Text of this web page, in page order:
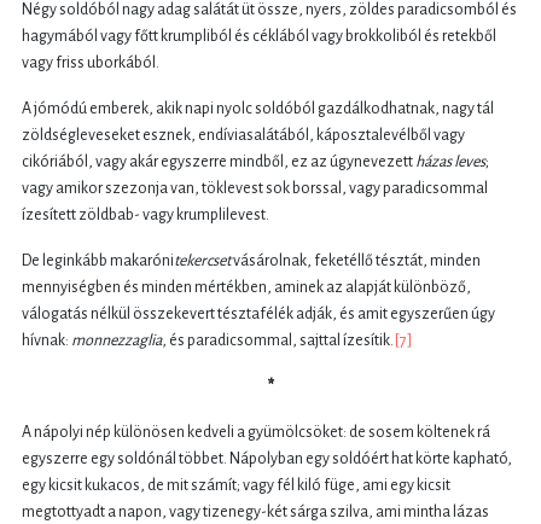
Négy soldóból nagy adag salátát üt össze, nyers, zöldes paradicsomból és
hagymából vagy főtt krumpliból és céklából vagy brokkoliból és retekből
vagy friss uborkából.
A jómódú emberek, akik napi nyolc soldóból gazdálkodhatnak, nagy tál
zöldségleveseket esznek, endíviasalátából, káposztalevélből vagy
cikóriából, vagy akár egyszerre mindből, ez az úgynevezett házas leves;
vagy amikor szezonja van, töklevest sok borssal, vagy paradicsommal
ízesített zöldbab- vagy krumplilevest.
De leginkább makarónitekercsetvásárolnak, feketéllő tésztát, minden
mennyiségben és minden mértékben, aminek az alapját különböző,
válogatás nélkül összekevert tésztafélék adják, és amit egyszerűen úgy
hívnak: monnezzaglia, és paradicsommal, sajttal ízesítik. [7]
*
A nápolyi nép különösen kedveli a gyümölcsöket: de sosem költenek rá
egyszerre egy soldónál többet. Nápolyban egy soldóért hat körte kapható,
egy kicsit kukacos, de mit számít; vagy fél kiló füge, ami egy kicsit
megtottyadt a napon, vagy tizenegy-két sárga szilva, ami mintha lázas